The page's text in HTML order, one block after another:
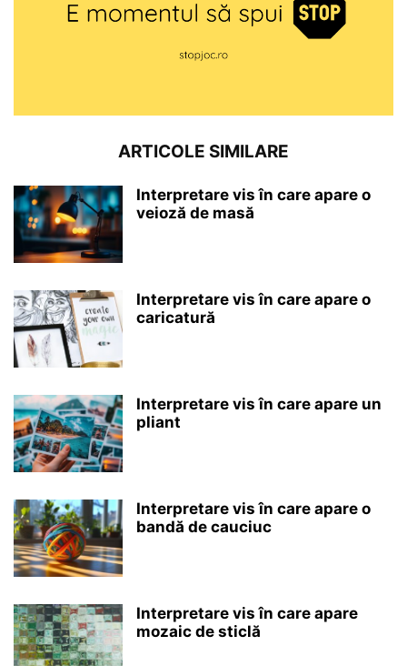
ARTICOLE SIMILARE
Interpretare vis în care apare o
veioză de masă
Interpretare vis în care apare o
caricatură
Interpretare vis în care apare un
pliant
Interpretare vis în care apare o
bandă de cauciuc
Interpretare vis în care apare
mozaic de sticlă